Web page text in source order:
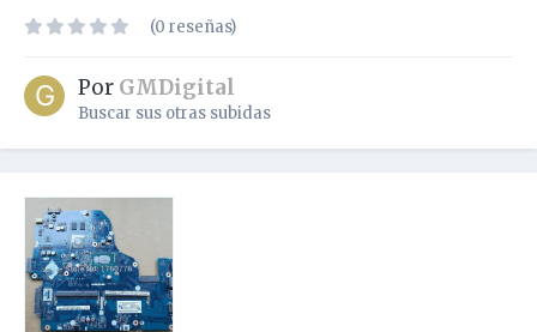
(0 reseñas)
Por GMDigital
Buscar sus otras subidas